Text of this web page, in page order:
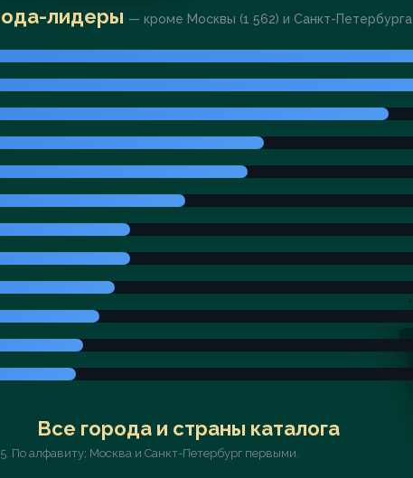
лидеры — кроме Москвы (1 562) и Санкт-Петербурга
Все города и страны каталога
По алфавиту; Москва и Санкт-Петербург первыми.